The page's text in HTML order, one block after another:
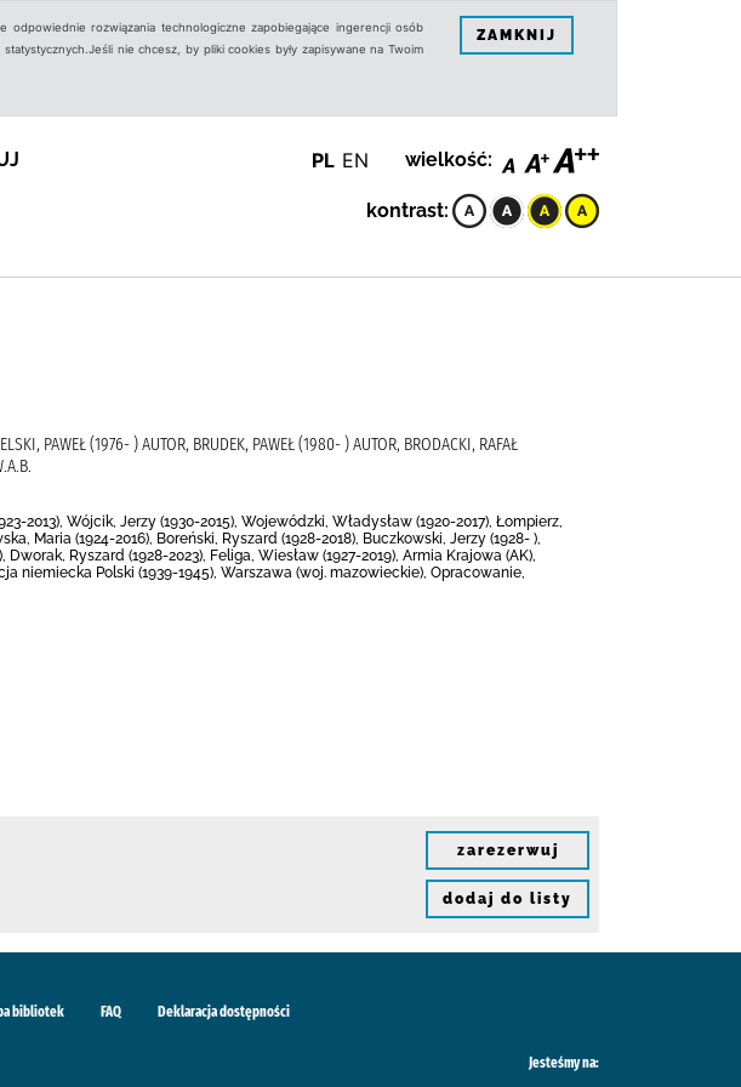
rozwiązania technologiczne zapobiegające ingerencji osób
nie chcesz, by pliki cookies były zapisywane na Twoim
ZAMKNIJ
PL EN wielkość:
kontrast:
PAWEŁ (1976- ) AUTOR, BRUDEK, PAWEŁ (1980- ) AUTOR, BRODACKI, RAFAŁ
2013), Wójcik, Jerzy (1930-2015), Wojewódzki, Władysław (1920-2017), Łompierz,
Maria (1924-2016), Boreński, Ryszard (1928-2018), Buczkowski, Jerzy (1928- ),
Ryszard (1928-2023), Feliga, Wiesław (1927-2019), Armia Krajowa (AK),
niemiecka Polski (1939-1945), Warszawa (woj. mazowieckie), Opracowanie,
zarezerwuj
dodaj do listy
bibliotek FAQ Deklaracja dostępności
Jesteśmy na: